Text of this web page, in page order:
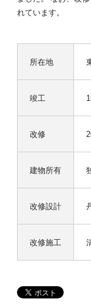
れています。
所在地
竣工
改修
建物所有
改修設計
改修施工